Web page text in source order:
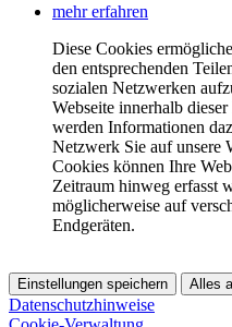
mehr erfahren
Diese Cookies
den entsprechenden
sozialen Netzwerken
Webseite innerhalb
werden Informationen
Netzwerk Sie auf unsere
Cookies können Ihre
Zeitraum hinweg erfasst
möglicherweise auf
Endgeräten.
Einstellungen speichern Alles
Datenschutzhinweise